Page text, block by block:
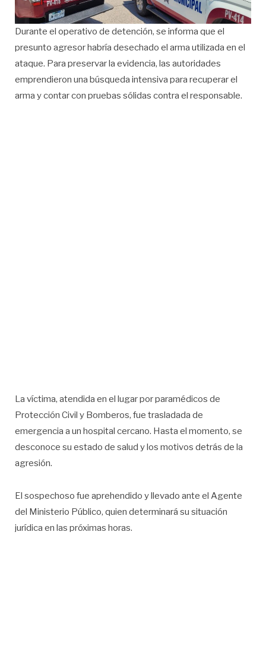
Durante el operativo de detención, se informa que el
presunto agresor habría desechado el arma utilizada en el
ataque. Para preservar la evidencia, las autoridades
emprendieron una búsqueda intensiva para recuperar el
arma y contar con pruebas sólidas contra el responsable.
La víctima, atendida en el lugar por paramédicos de
Protección Civil y Bomberos, fue trasladada de
emergencia a un hospital cercano. Hasta el momento, se
desconoce su estado de salud y los motivos detrás de la
agresión.
El sospechoso fue aprehendido y llevado ante el Agente
del Ministerio Público, quien determinará su situación
jurídica en las próximas horas.